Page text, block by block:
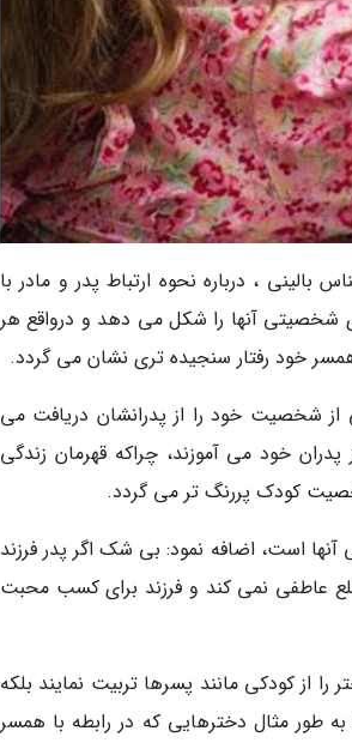
بالینی ، درباره نحوه ارتباط پدر و مادر با
شخصیتی آنها را شکل می دهد و درواقع هر
همسر خود رفتار سنجیده تری نشان می گردد.
شخصیت خود را از پدرانشان دریافت می
خود می آموزند، چراکه قهرمان زندگی
کودک پررنگ تر می گردد.
آنها است، اضافه نمود: بی شک اگر پدر فرزند
عاطفی نمی کند و فرزند برای کسب محبت
را از کودکی مانند پسرها تربیت نمایند بلکه
طور مثال دخترهایی که در رابطه با همسر